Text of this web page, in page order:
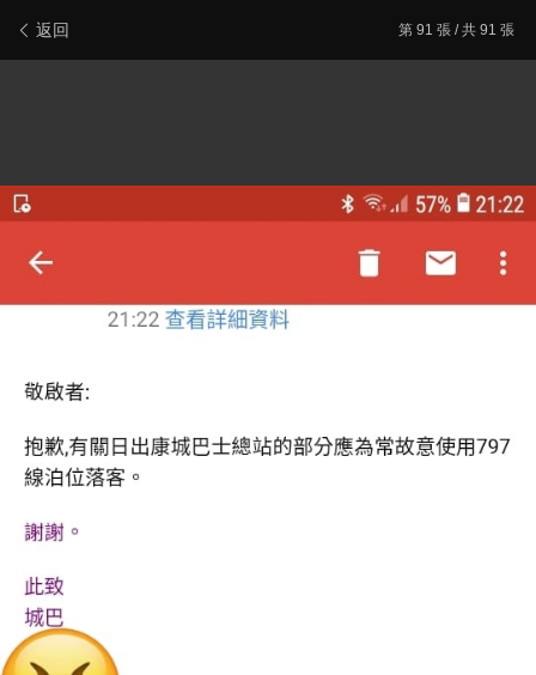
返回 第 91 張 / 共 91 張